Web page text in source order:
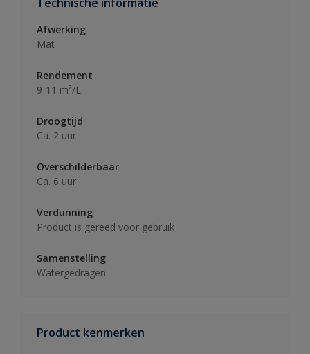
Afwerking
Mat
Rendement
9-11 m²/L
Droogtijd
Ca. 2 uur
Overschilderbaar
Ca. 6 uur
Verdunning
Product is gereed voor gebruik
Samenstelling
Watergedragen
Product kenmerken